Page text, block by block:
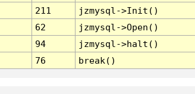
211
jzmysql->Init()
62
jzmysql->Open()
94
jzmysql->halt()
76 break()